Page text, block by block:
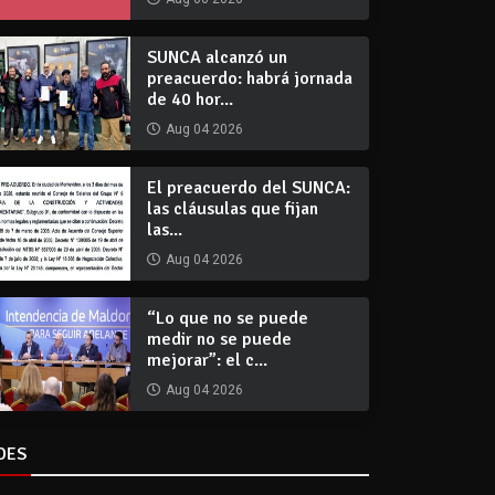
SUNCA alcanzó un
preacuerdo: habrá jornada
de 40 hor...
Aug 04 2026
El preacuerdo del SUNCA:
las cláusulas que fijan
las...
Aug 04 2026
“Lo que no se puede
medir no se puede
mejorar”: el c...
Aug 04 2026